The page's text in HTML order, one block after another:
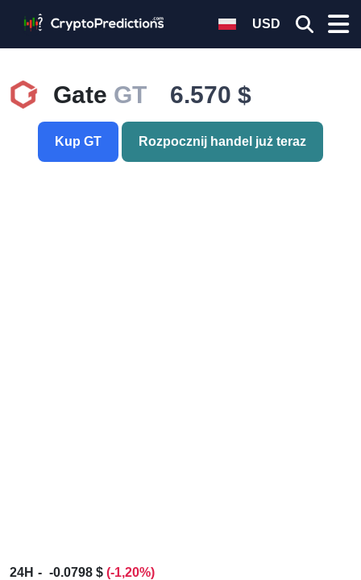
USD
Gate GT 6.570 $
Kup GT Rozpocznij handel już teraz
24H -0.0798 $ (-1,20%)